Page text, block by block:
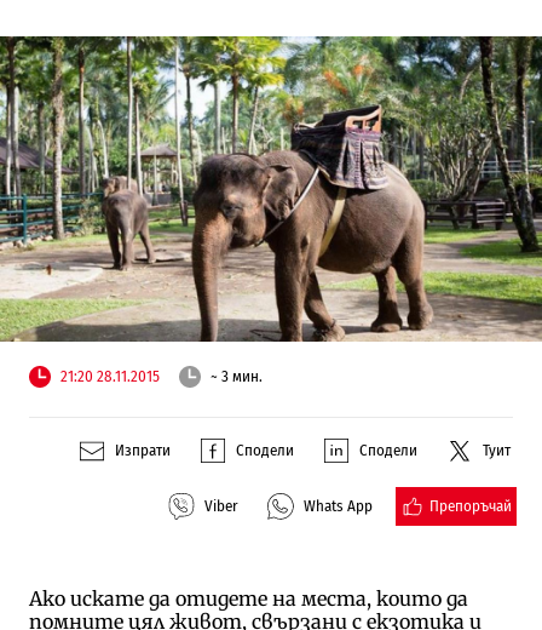
21:20 28.11.2015 ~ 3 мин.
Изпрати Сподели Сподели Туит
Viber Whats App Препоръчай
Ако искате да отидете на места, които да
помните цял живот, свързани с екзотика и